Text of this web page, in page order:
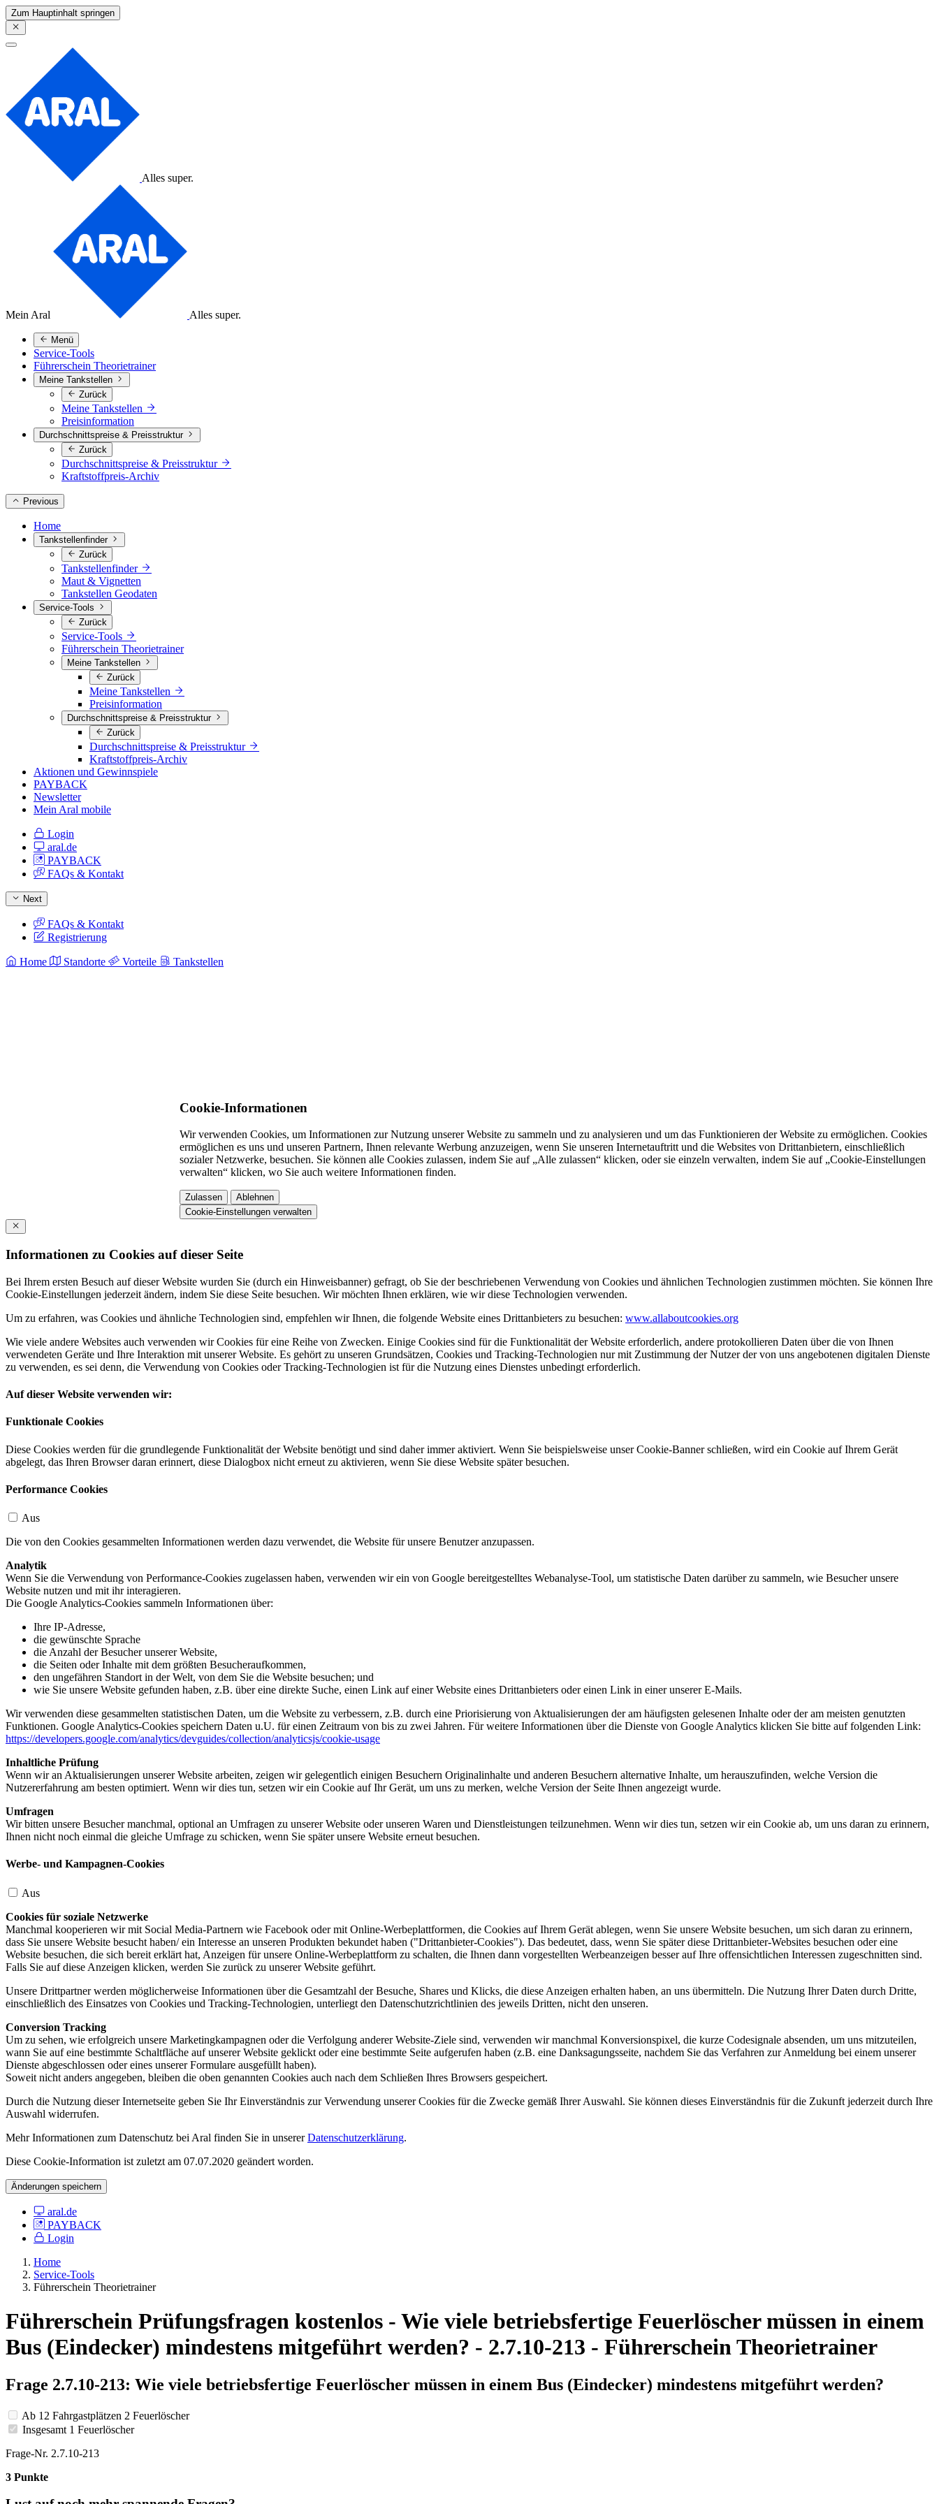
Zum Hauptinhalt springen
Alles super.
Mein Aral Alles super.
Menü
Service-Tools
Führerschein Theorietrainer
Meine Tankstellen
Zurück
Meine Tankstellen
Preisinformation
Durchschnittspreise & Preisstruktur
Zurück
Durchschnittspreise & Preisstruktur
Kraftstoffpreis-Archiv
Previous
Home
Tankstellenfinder
Zurück
Tankstellenfinder
Maut & Vignetten
Tankstellen Geodaten
Service-Tools
Zurück
Service-Tools
Führerschein Theorietrainer
Meine Tankstellen
Zurück
Meine Tankstellen
Preisinformation
Durchschnittspreise & Preisstruktur
Zurück
Durchschnittspreise & Preisstruktur
Kraftstoffpreis-Archiv
Aktionen und Gewinnspiele
PAYBACK
Newsletter
Mein Aral mobile
Login
aral.de
PAYBACK
FAQs & Kontakt
Next
FAQs & Kontakt
Registrierung
Home Standorte Vorteile Tankstellen
Cookie-Informationen
Wir verwenden Cookies, um Informationen zur Nutzung unserer Website zu sammeln und zu analysieren und um das Funktionieren der Website zu ermöglichen. Cookies
ermöglichen es uns und unseren Partnern, Ihnen relevante Werbung anzuzeigen, wenn Sie unseren Internetauftritt und die Websites von Drittanbietern, einschließlich
sozialer Netzwerke, besuchen. Sie können alle Cookies zulassen, indem Sie auf „Alle zulassen“ klicken, oder sie einzeln verwalten, indem Sie auf „Cookie-Einstellungen
verwalten“ klicken, wo Sie auch weitere Informationen finden.
Zulassen
Ablehnen
Cookie-Einstellungen verwalten
Informationen zu Cookies auf dieser Seite
Bei Ihrem ersten Besuch auf dieser Website wurden Sie (durch ein Hinweisbanner) gefragt, ob Sie der beschriebenen Verwendung von Cookies und ähnlichen Technologien zustimmen möchten. Sie können Ihre
Cookie-Einstellungen jederzeit ändern, indem Sie diese Seite besuchen. Wir möchten Ihnen erklären, wie wir diese Technologien verwenden.
Um zu erfahren, was Cookies und ähnliche Technologien sind, empfehlen wir Ihnen, die folgende Website eines Drittanbieters zu besuchen: www.allaboutcookies.org
Wie viele andere Websites auch verwenden wir Cookies für eine Reihe von Zwecken. Einige Cookies sind für die Funktionalität der Website erforderlich, andere protokollieren Daten über die von Ihnen
verwendeten Geräte und Ihre Interaktion mit unserer Website. Es gehört zu unseren Grundsätzen, Cookies und Tracking-Technologien nur mit Zustimmung der Nutzer der von uns angebotenen digitalen Dienste
zu verwenden, es sei denn, die Verwendung von Cookies oder Tracking-Technologien ist für die Nutzung eines Dienstes unbedingt erforderlich.
Auf dieser Website verwenden wir:
Funktionale Cookies
Diese Cookies werden für die grundlegende Funktionalität der Website benötigt und sind daher immer aktiviert. Wenn Sie beispielsweise unser Cookie-Banner schließen, wird ein Cookie auf Ihrem Gerät
abgelegt, das Ihren Browser daran erinnert, diese Dialogbox nicht erneut zu aktivieren, wenn Sie diese Website später besuchen.
Performance Cookies
Aus
Die von den Cookies gesammelten Informationen werden dazu verwendet, die Website für unsere Benutzer anzupassen.
Analytik
Wenn Sie die Verwendung von Performance-Cookies zugelassen haben, verwenden wir ein von Google bereitgestelltes Webanalyse-Tool, um statistische Daten darüber zu sammeln, wie Besucher unsere
Website nutzen und mit ihr interagieren.
Die Google Analytics-Cookies sammeln Informationen über:
Ihre IP-Adresse,
die gewünschte Sprache
die Anzahl der Besucher unserer Website,
die Seiten oder Inhalte mit dem größten Besucheraufkommen,
den ungefähren Standort in der Welt, von dem Sie die Website besuchen; und
wie Sie unsere Website gefunden haben, z.B. über eine direkte Suche, einen Link auf einer Website eines Drittanbieters oder einen Link in einer unserer E-Mails.
Wir verwenden diese gesammelten statistischen Daten, um die Website zu verbessern, z.B. durch eine Priorisierung von Aktualisierungen der am häufigsten gelesenen Inhalte oder der am meisten genutzten
Funktionen. Google Analytics-Cookies speichern Daten u.U. für einen Zeitraum von bis zu zwei Jahren. Für weitere Informationen über die Dienste von Google Analytics klicken Sie bitte auf folgenden Link:
https://developers.google.com/analytics/devguides/collection/analyticsjs/cookie-usage
Inhaltliche Prüfung
Wenn wir an Aktualisierungen unserer Website arbeiten, zeigen wir gelegentlich einigen Besuchern Originalinhalte und anderen Besuchern alternative Inhalte, um herauszufinden, welche Version die
Nutzererfahrung am besten optimiert. Wenn wir dies tun, setzen wir ein Cookie auf Ihr Gerät, um uns zu merken, welche Version der Seite Ihnen angezeigt wurde.
Umfragen
Wir bitten unsere Besucher manchmal, optional an Umfragen zu unserer Website oder unseren Waren und Dienstleistungen teilzunehmen. Wenn wir dies tun, setzen wir ein Cookie ab, um uns daran zu erinnern,
Ihnen nicht noch einmal die gleiche Umfrage zu schicken, wenn Sie später unsere Website erneut besuchen.
Werbe- und Kampagnen-Cookies
Aus
Cookies für soziale Netzwerke
Manchmal kooperieren wir mit Social Media-Partnern wie Facebook oder mit Online-Werbeplattformen, die Cookies auf Ihrem Gerät ablegen, wenn Sie unsere Website besuchen, um sich daran zu erinnern,
dass Sie unsere Website besucht haben/ ein Interesse an unseren Produkten bekundet haben ("Drittanbieter-Cookies"). Das bedeutet, dass, wenn Sie später diese Drittanbieter-Websites besuchen oder eine
Website besuchen, die sich bereit erklärt hat, Anzeigen für unsere Online-Werbeplattform zu schalten, die Ihnen dann vorgestellten Werbeanzeigen besser auf Ihre offensichtlichen Interessen zugeschnitten sind.
Falls Sie auf diese Anzeigen klicken, werden Sie zurück zu unserer Website geführt.
Unsere Drittpartner werden möglicherweise Informationen über die Gesamtzahl der Besuche, Shares und Klicks, die diese Anzeigen erhalten haben, an uns übermitteln. Die Nutzung Ihrer Daten durch Dritte,
einschließlich des Einsatzes von Cookies und Tracking-Technologien, unterliegt den Datenschutzrichtlinien des jeweils Dritten, nicht den unseren.
Conversion Tracking
Um zu sehen, wie erfolgreich unsere Marketingkampagnen oder die Verfolgung anderer Website-Ziele sind, verwenden wir manchmal Konversionspixel, die kurze Codesignale absenden, um uns mitzuteilen,
wann Sie auf eine bestimmte Schaltfläche auf unserer Website geklickt oder eine bestimmte Seite aufgerufen haben (z.B. eine Danksagungsseite, nachdem Sie das Verfahren zur Anmeldung bei einem unserer
Dienste abgeschlossen oder eines unserer Formulare ausgefüllt haben).
Soweit nicht anders angegeben, bleiben die oben genannten Cookies auch nach dem Schließen Ihres Browsers gespeichert.
Durch die Nutzung dieser Internetseite geben Sie Ihr Einverständnis zur Verwendung unserer Cookies für die Zwecke gemäß Ihrer Auswahl. Sie können dieses Einverständnis für die Zukunft jederzeit durch Ihre
Auswahl widerrufen.
Mehr Informationen zum Datenschutz bei Aral finden Sie in unsererDatenschutzerklärung.
Diese Cookie-Information ist zuletzt am 07.07.2020 geändert worden.
Änderungen speichern
aral.de
PAYBACK
Login
Home
Service-Tools
Führerschein Theorietrainer
Führerschein Prüfungsfragen kostenlos - Wie viele betriebsfertige Feuerlöscher müssen in einem
Bus (Eindecker) mindestens mitgeführt werden? - 2.7.10-213 - Führerschein Theorietrainer
Frage 2.7.10-213: Wie viele betriebsfertige Feuerlöscher müssen in einem Bus (Eindecker) mindestens mitgeführt werden?
Ab 12 Fahrgastplätzen 2 Feuerlöscher
Insgesamt 1 Feuerlöscher
Frage-Nr. 2.7.10-213
3 Punkte